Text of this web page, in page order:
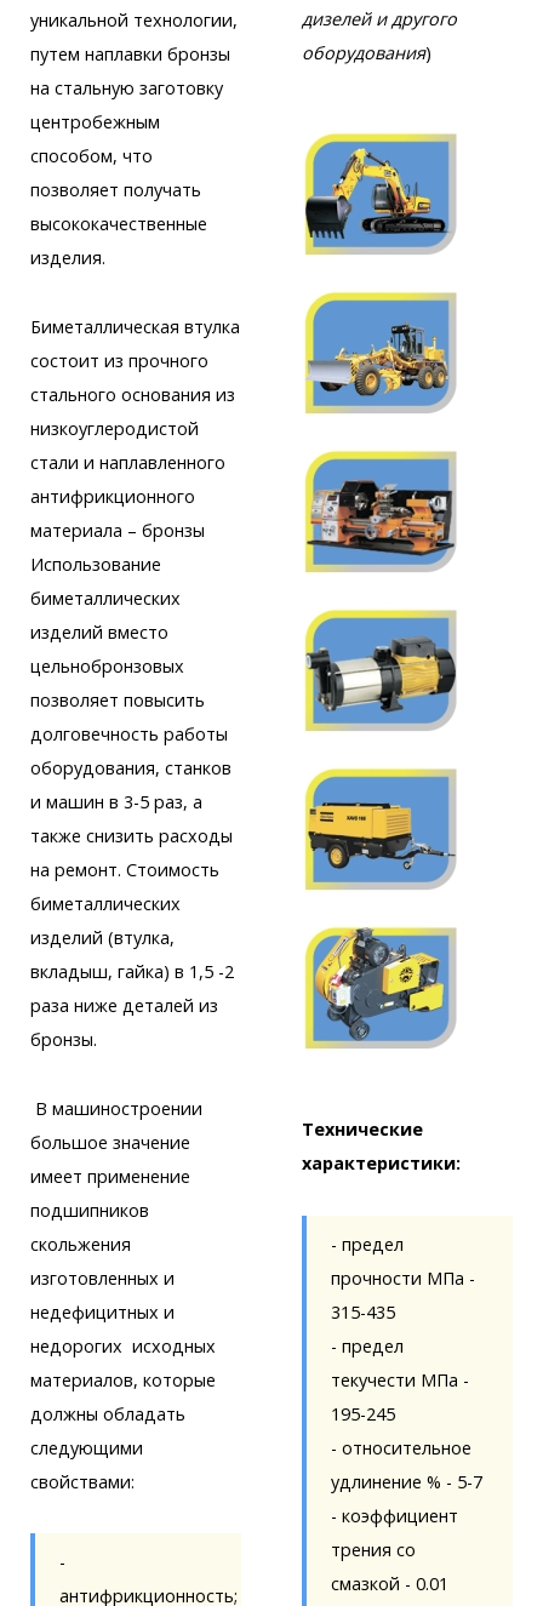
уникальной технологии,
путем наплавки бронзы
на стальную заготовку
центробежным
способом, что
позволяет получать
высококачественные
изделия.
Биметаллическая втулка
состоит из прочного
стального основания из
низкоуглеродистой
стали и наплавленного
антифрикционного
материала – бронзы
Использование
биметаллических
изделий вместо
цельнобронзовых
позволяет повысить
долговечность работы
оборудования, станков
и машин в 3-5 раз, а
также снизить расходы
на ремонт. Стоимость
биметаллических
изделий (втулка,
вкладыш, гайка) в 1,5 -2
раза ниже деталей из
бронзы.
В машиностроении
большое значение
имеет применение
подшипников
скольжения
изготовленных и
недефицитных и
недорогих исходных
материалов, которые
должны обладать
следующими
свойствами:
-
антифрикционность;
дизелей и другого
оборудования)
Технические
характеристики:
- предел
прочности МПа -
315-435
- предел
текучести МПа -
195-245
- относительное
удлинение % - 5-7
- коэффициент
трения со
смазкой - 0.01